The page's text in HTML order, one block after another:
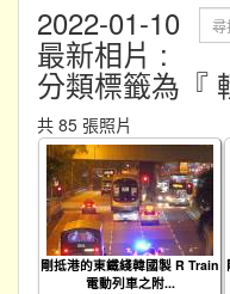
2022-01-10
最新相片 :
分類標籤為『
共 85 張照片
剛抵港的東鐵綫韓國製 R Train
電動列車之附...